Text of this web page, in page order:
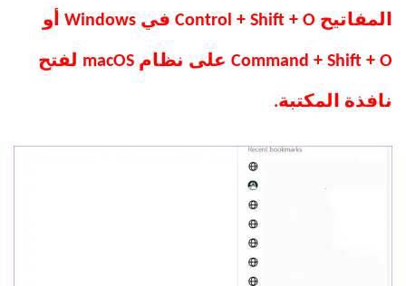
المفاتيح Control + Shift + O في Windows أو
Command + Shift + O على نظام macOS لفتح
نافذة المكتبة.